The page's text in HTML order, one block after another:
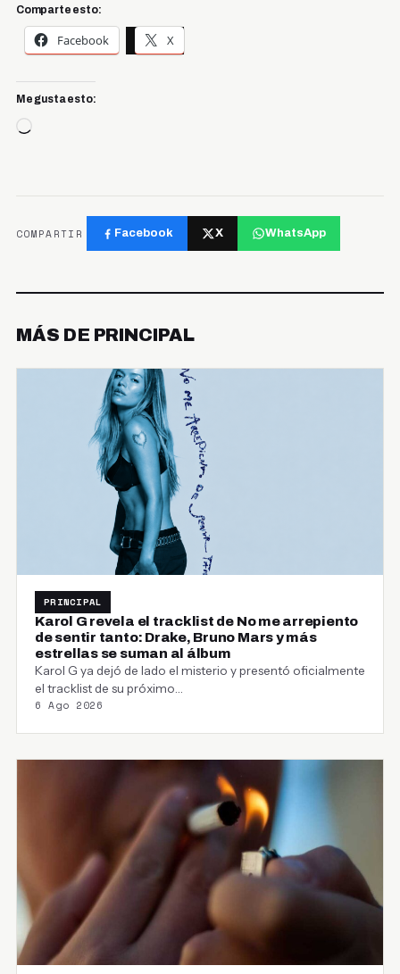
Comparte esto:
Facebook X
Me gusta esto:
Cargando...
COMPARTIR Facebook X WhatsApp
MÁS DE PRINCIPAL
PRINCIPAL
Karol G revela el tracklist de No me arrepiento
de sentir tanto: Drake, Bruno Mars y más
estrellas se suman al álbum
Karol G ya dejó de lado el misterio y presentó oficialmente
el tracklist de su próximo…
6 Ago 2026